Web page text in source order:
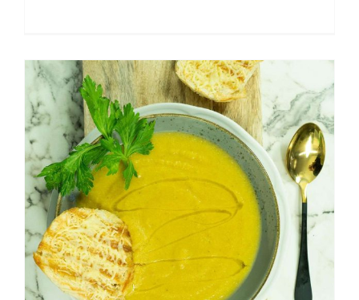
Σούπα λαχανικών με κουνουπίδι